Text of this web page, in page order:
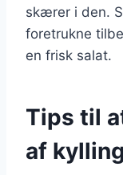
skærer i den.
foretrukne
en frisk salat.
Tips til
af